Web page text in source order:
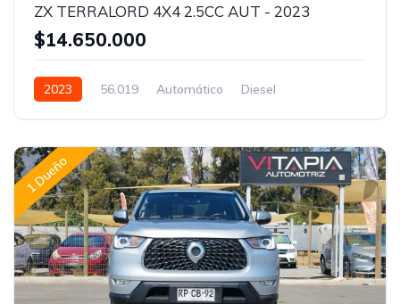
ZX TERRALORD 4X4 2.5CC AUT - 2023
$14.650.000
2023 56.019 Automático Diesel
1 Dueño